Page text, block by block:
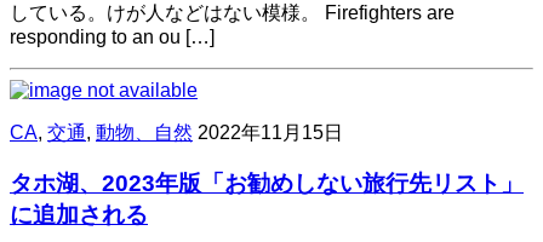
している。けが人などはない模様。 Firefighters are
responding to an ou […]
CA, 交通, 動物、自然 2022年11月15日
タホ湖、2023年版「お勧めしない旅行先リスト」
に追加される